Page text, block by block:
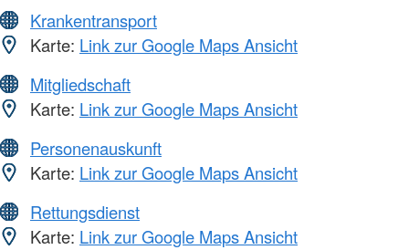
Krankentransport
Karte: Link zur Google Maps Ansicht
Mitgliedschaft
Karte: Link zur Google Maps Ansicht
Personenauskunft
Karte: Link zur Google Maps Ansicht
Rettungsdienst
Karte: Link zur Google Maps Ansicht